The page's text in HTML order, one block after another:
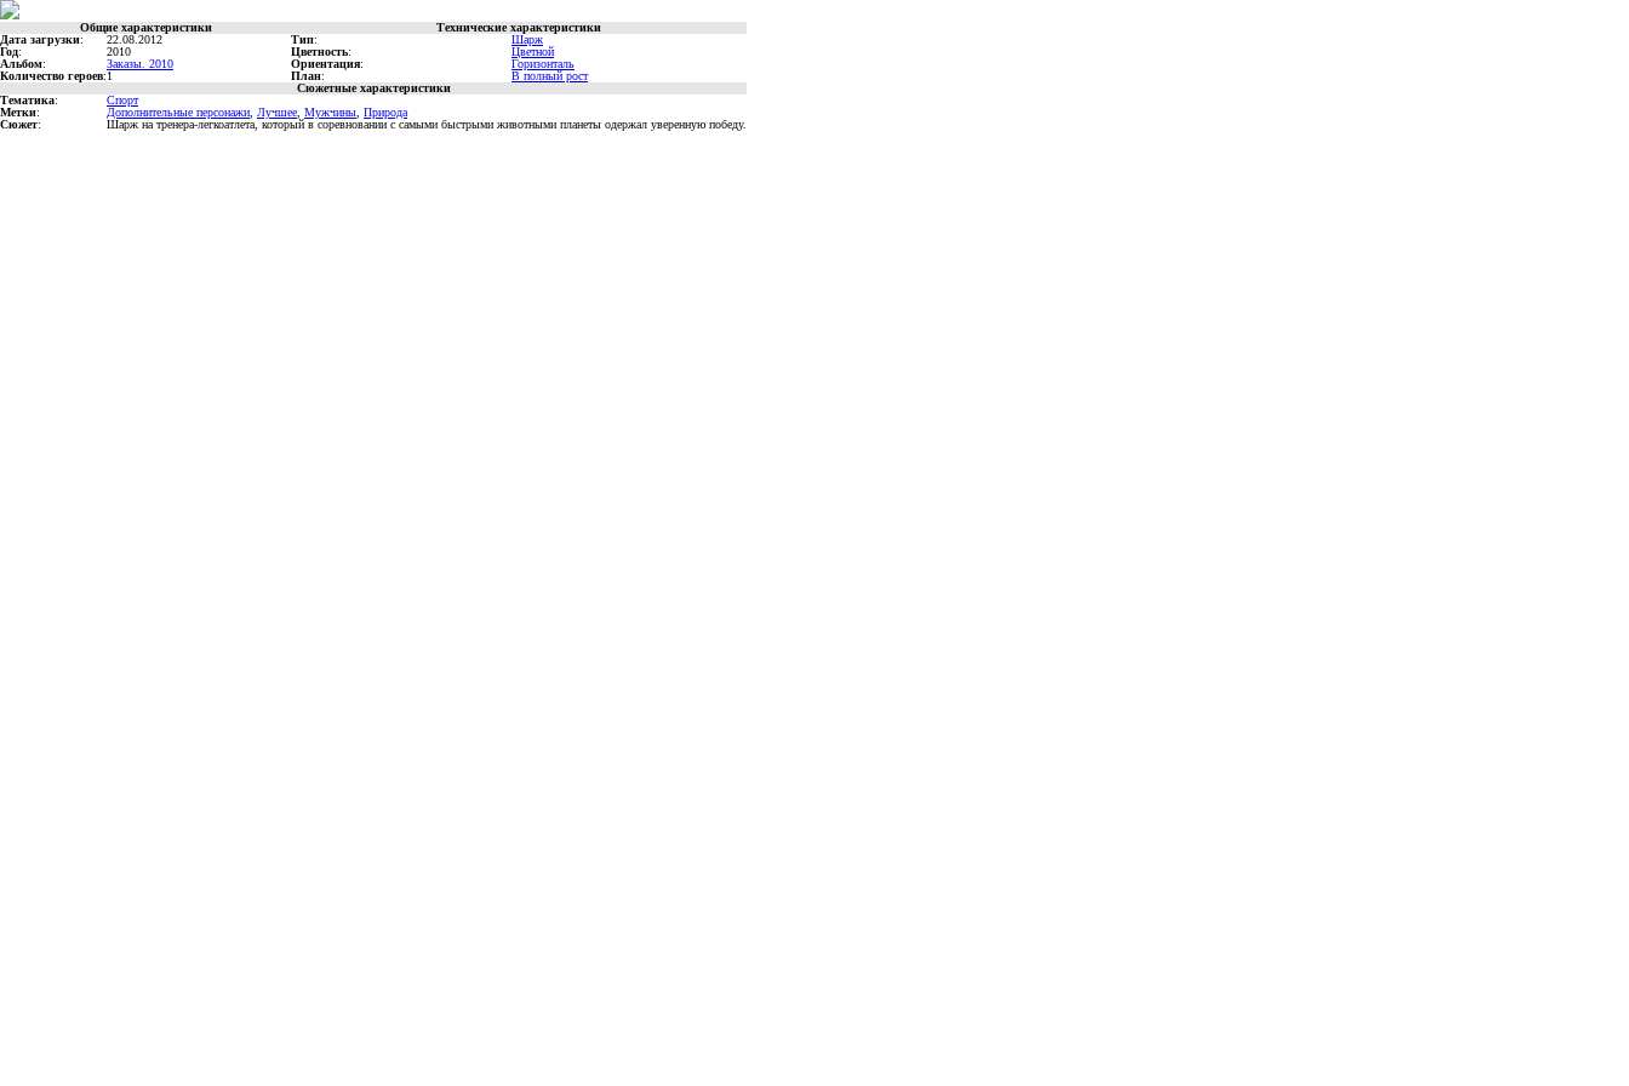
Общие характеристики
Технические характеристики
Дата загрузки: 22.08.2012 Тип:
Шарж
Год: 2010 Цветность:
Цветной
Альбом: Заказы. 2010 Ориентация:
Горизонталь
Количество героев:1 План:
В полный рост
Сюжетные характеристики
Тематика:
Спорт
Метки: Дополнительные персонажи Лучшее Мужчины Природа
Сюжет: Шарж на тренера-легкоатлета, который в соревновании с самыми быстрыми животными планеты одержал уверенную победу.